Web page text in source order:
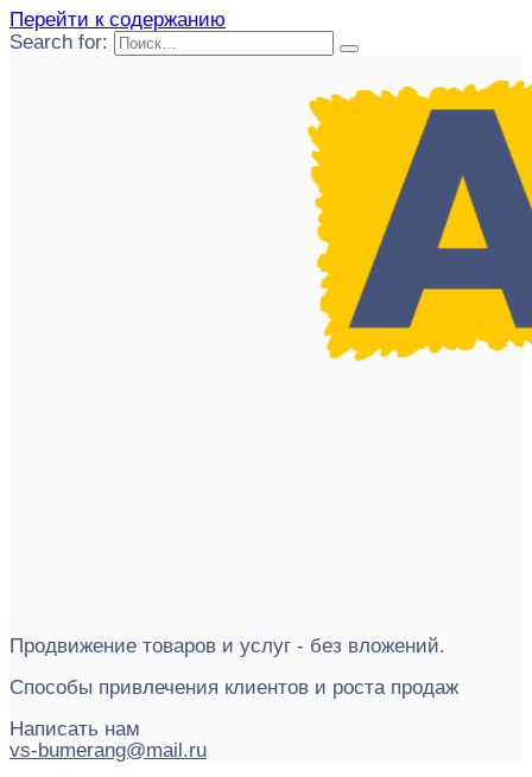
Перейти к содержанию
Search for:
Продвижение товаров и услуг - без вложений.
Способы привлечения клиентов и роста продаж
Написать нам
vs-bumerang@mail.ru